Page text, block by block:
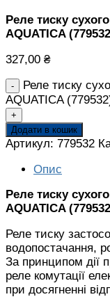
Реле тиску
AQUATICA
327,00 ₴
Реле тиску
AQUATICA (779532)
Додати в кошик
Артикул: 779532
Опис
Реле тиску
AQUATICA
Реле тиску
водопостачання,
За принципом дії
реле комутації
при досягненні